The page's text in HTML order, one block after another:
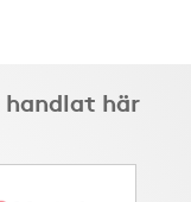
handlat här